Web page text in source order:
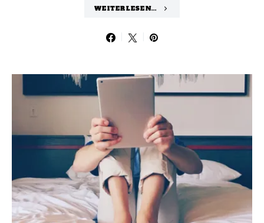
WEITERLESEN...